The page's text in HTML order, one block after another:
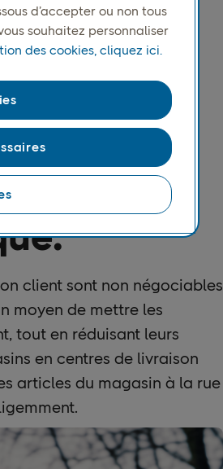
Plus
client sont non négociables
moyen de mettre les
tout en réduisant leurs
en centres de livraison
articles du magasin à la rue
d’accepter ou non tous
souhaitez personnaliser
des cookies, cliquez ici.